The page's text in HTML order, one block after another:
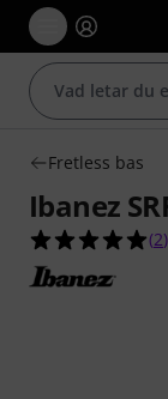
Fretless bas
Ibanez
(2)